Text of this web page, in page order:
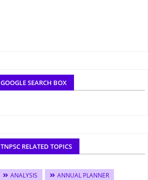
GOOGLE SEARCH BOX
TNPSC RELATED TOPICS
ANALYSIS
ANNUAL PLANNER